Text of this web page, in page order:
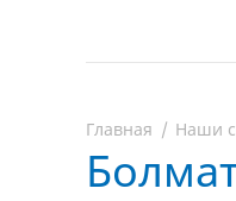
Главная Наши